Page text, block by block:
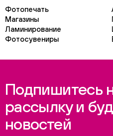
Фотопечать
Магазины
Ламинирование
Фотосувениры
Подпишитесь
рассылку и
новостей